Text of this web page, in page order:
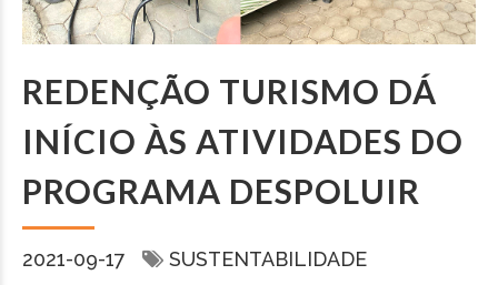
REDENÇÃO TURISMO DÁ
INÍCIO ÀS ATIVIDADES DO
PROGRAMA DESPOLUIR
2021-09-17 SUSTENTABILIDADE